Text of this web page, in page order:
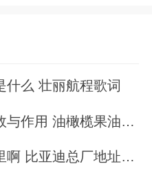
什么 壮丽航程歌词
2025-11-04
油橄榄果油的功效与作用
2025-11-04
亚迪总厂地址在哪里